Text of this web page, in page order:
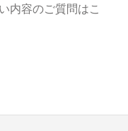
内容のご質問はこ